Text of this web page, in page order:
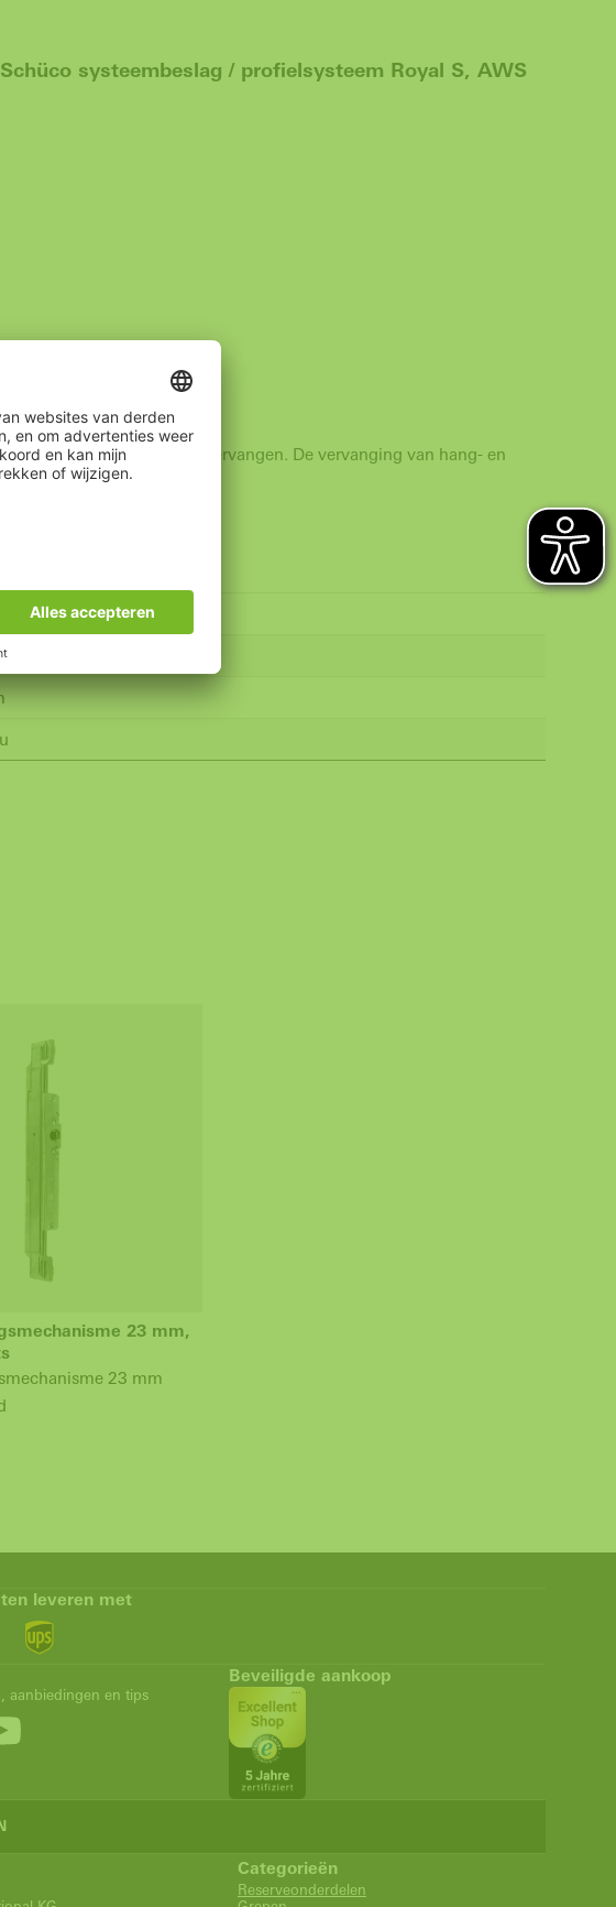
systeembeslag / profielsysteem Royal S, AWS
DIN rechts
worden vervangen. De vervanging van hang- en
23 mm,
23 mm
leveren met
aanbiedingen en tips
Beveiligde aankoop
Categorieën
Reserveonderdelen